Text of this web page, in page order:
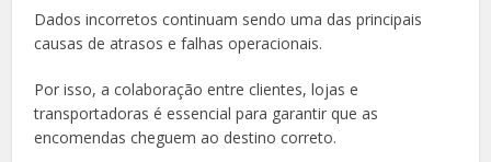
Dados incorretos continuam sendo uma das principais
causas de atrasos e falhas operacionais.
Por isso, a colaboração entre clientes, lojas e
transportadoras é essencial para garantir que as
encomendas cheguem ao destino correto.